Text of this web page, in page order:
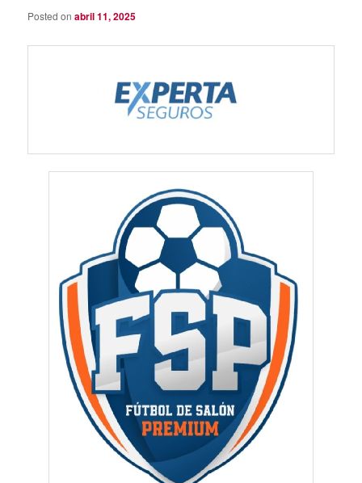
Posted onabril 11, 2025